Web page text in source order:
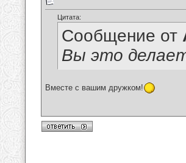
Цитата:
Сообщение от
Вы это
Вместе с вашим дружком!